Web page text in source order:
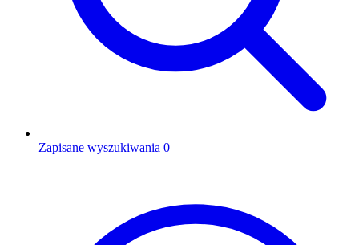
Zapisane wyszukiwania 0